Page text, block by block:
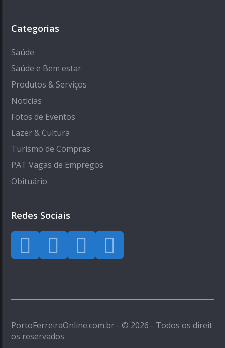
Categorias
Saúde
Saúde e Bem estar
Produtos & Serviços
Notícias
Fotos de Eventos
Lazer & Cultura
Turismo de Compras
PAT Vagas de Empregos
Obituário
Redes Sociais
PortoFerreiraOnline.com.br - © 2026 - Todos os direit
os reservados